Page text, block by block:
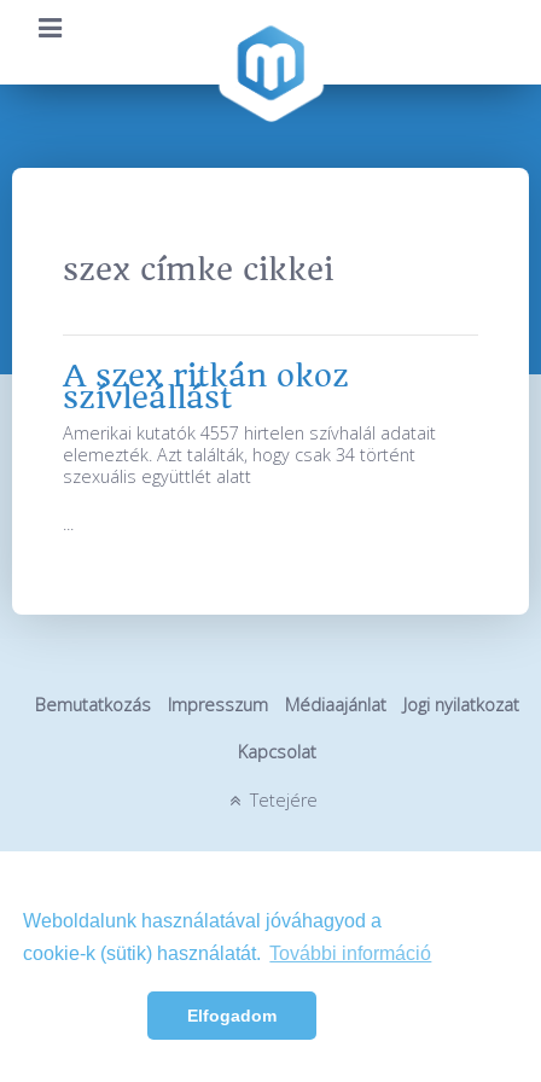
Weboldalunk használatával jóváhagyod a
cookie-k (sütik) használatát. További információ
Elfogadom
szex címke cikkei
A szex ritkán okoz
szívleállást
Amerikai kutatók 4557 hirtelen szívhalál adatait
elemezték. Azt találták, hogy csak 34 történt
szexuális együttlét alatt
Bemutatkozás Impresszum Médiaajánlat Jogi nyilatkozat
Kapcsolat
Tetejére